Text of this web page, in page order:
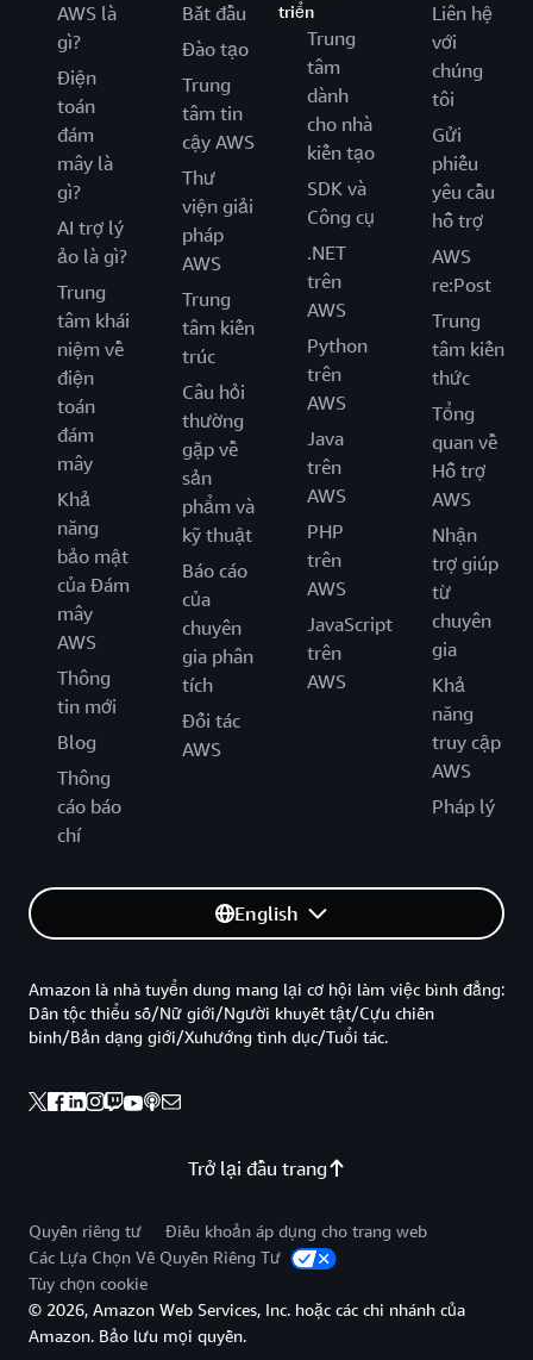
AWS là
gì?
Điện
toán
đám
mây là
gì?
AI trợ lý
ảo là gì?
Trung
tâm khái
niệm về
điện
toán
đám
mây
Khả
năng
bảo mật
của Đám
mây
AWS
Thông
tin mới
Blog
Thông
cáo báo
chí
Bắt đầu
Đào tạo
Trung
tâm tin
cậy AWS
Thư
viện giải
pháp
AWS
Trung
tâm kiến
trúc
Câu hỏi
thường
gặp về
sản
phẩm và
kỹ thuật
Báo cáo
của
chuyên
gia phân
tích
Đối tác
AWS
triển
Trung
tâm
dành
cho nhà
kiến tạo
SDK và
Công cụ
.NET
trên
AWS
Python
trên
AWS
Java
trên
AWS
PHP
trên
AWS
JavaScript
trên
AWS
Liên hệ
với
chúng
tôi
Gửi
phiếu
yêu cầu
hỗ trợ
AWS
re:Post
Trung
tâm kiến
thức
Tổng
quan về
Hỗ trợ
AWS
Nhận
trợ giúp
từ
chuyên
gia
Khả
năng
truy cập
AWS
Pháp lý
English
Trở lại đầu trang
Amazon là nhà tuyển dung mang lại cơ hội làm việc bình đẳng:
Dân tộc thiểu số/Nữ giới/Người khuyết tật/Cựu chiến
binh/Bản dạng giới/Xuhướng tình dục/Tuổi tác.
Quyền riêng tư
Điều khoản áp dụng cho trang web
Các Lựa Chọn Về Quyền Riêng Tư
Tùy chọn cookie
© 2026, Amazon Web Services, Inc. hoặc các chi nhánh của
Amazon. Bảo lưu mọi quyền.